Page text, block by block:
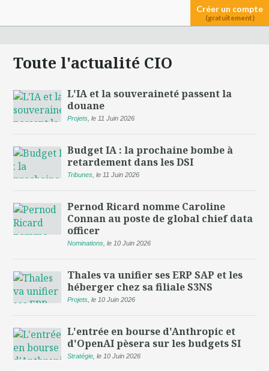
Créer un compte
(gratuitement)
Toute l'actualité CIO
L'IA et la souveraineté passent la
douane
Projets ,le 11 Juin 2026
Budget IA : la prochaine bombe à
retardement dans les DSI
Tribunes ,le 11 Juin 2026
Pernod Ricard nomme Caroline
Connan au poste de global chief data
officer
Nominations ,le 10 Juin 2026
Thales va unifier ses ERP SAP et les
héberger chez sa filiale S3NS
Projets ,le 10 Juin 2026
L'entrée en bourse d'Anthropic et
d'OpenAI pèsera sur les budgets SI
Stratégie ,le 10 Juin 2026